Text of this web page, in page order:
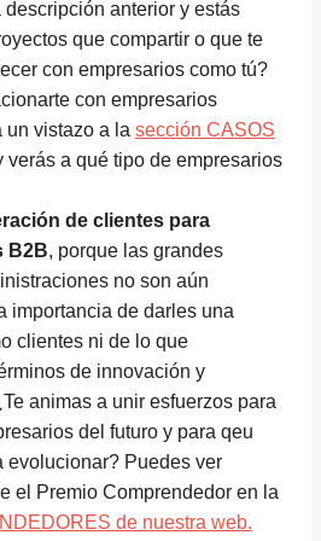
anterior y estás
que compartir o que te
con empresarios como tú?
con empresarios
un vistazo a la sección CASOS
verás a qué tipo de empresarios
de clientes para
B2B, porque las grandes
no son aún
importancia de darles una
clientes ni de lo que
de innovación y
animas a unir esfuerzos para
del futuro y para qeu
evolucionar? Puedes ver
el Premio Comprendedor en la
de nuestra web.